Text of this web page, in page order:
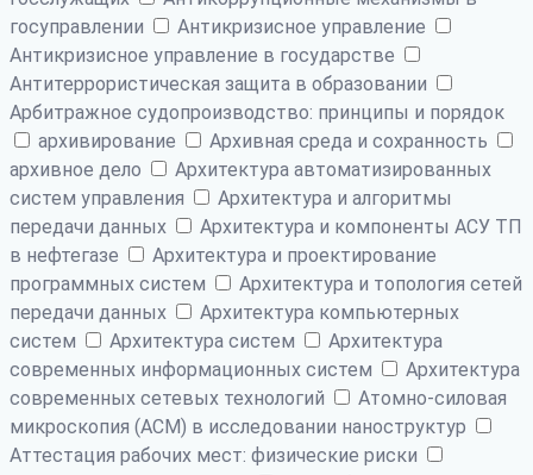
госуправлении
Антикризисное управление
Антикризисное управление в государстве
Антитеррористическая защита в образовании
Арбитражное судопроизводство: принципы и порядок
архивирование
Архивная среда и сохранность
архивное дело
Архитектура автоматизированных
систем управления
Архитектура и алгоритмы
передачи данных
Архитектура и компоненты АСУ ТП
в нефтегазе
Архитектура и проектирование
программных систем
Архитектура и топология сетей
передачи данных
Архитектура компьютерных
систем
Архитектура систем
Архитектура
современных информационных систем
Архитектура
современных сетевых технологий
Атомно-силовая
микроскопия (АСМ) в исследовании наноструктур
Аттестация рабочих мест: физические риски